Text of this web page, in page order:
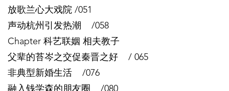
放歌兰心大戏院 /051
声动杭州引发热潮 /058
Chapter 科艺联姻 相夫教子
父辈的苔岑之交促秦晋之好 / 065
非典型新婚生活 /076
融入钱学森的朋友圈 /080